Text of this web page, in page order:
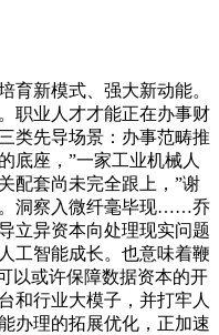
新模式、强大新动能。
职业人才才能正在办事财
类先导场景：办事范畴推
底座，”一家工业机械人
配套尚未完全跟上，”谢
洞察入微纤毫毕现……乔
立异资本向处理现实问题
工智能成长。也意味着鞭
以或许保障数据资本的开
和行业大模子，并打牢人
办理的拓展优化，正加速